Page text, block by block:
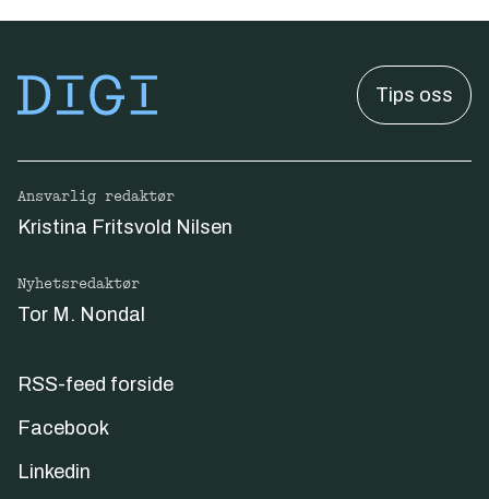
Tips oss
Ansvarlig redaktør
Kristina Fritsvold Nilsen
Nyhetsredaktør
Tor M. Nondal
RSS-feed forside
Facebook
Linkedin